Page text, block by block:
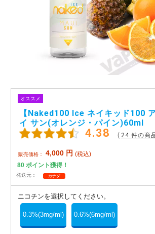
ニコチンソルト
アメリカ・カナダ製 日本製（フレーバー）
オススメ
【Naked100 Ice ネイキッド100
イ サン(オレンジ・パイン)60ml
4.38 （ 24 件の商
販売価格： 4,000 円 (税込)
80 ポイント獲得！
発送元： カナダ
ニコチンを選択してください。
0.3%(3mg/ml) 0.6%(6mg/ml)